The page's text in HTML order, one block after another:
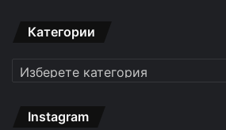
Категории
Категории
Instagram